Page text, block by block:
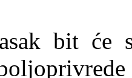
bit